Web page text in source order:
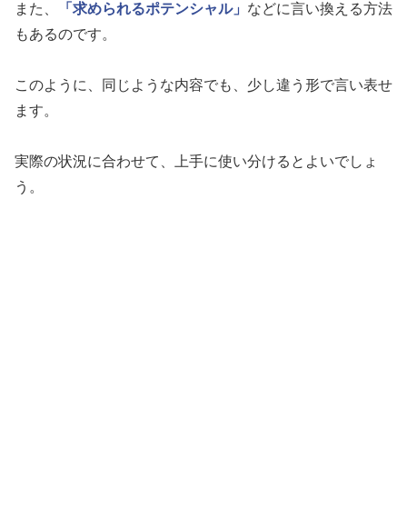
また、 「求められるポテンシャル」 などに言い換える方法
もあるのです。
このように、同じような内容でも、少し違う形で言い表せ
ます。
実際の状況に合わせて、上手に使い分けるとよいでしょ
う。